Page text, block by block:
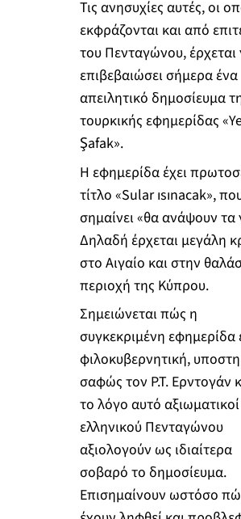
Τις ανησυχίες αυτές, οι
εκφράζονται και από
του Πενταγώνου, έρχεται
επιβεβαιώσει σήμερα ένα
απειλητικό δημοσίευμα
τουρκικής εφημερίδας
Şafak».
Η εφημερίδα έχει
τίτλο «Sular ısınacak»,
σημαίνει «θα ανάψουν τα
Δηλαδή έρχεται μεγάλη
στο Αιγαίο και στην
περιοχή της Κύπρου.
Σημειώνεται πώς η
συγκεκριμένη εφημερίδα
φιλοκυβερνητική,
σαφώς τον Ρ.Τ. Ερντογάν
το λόγο αυτό
ελληνικού Πενταγώνου
αξιολογούν ως ιδιαίτερα
σοβαρό το δημοσίευμα.
Επισημαίνουν ωστόσο